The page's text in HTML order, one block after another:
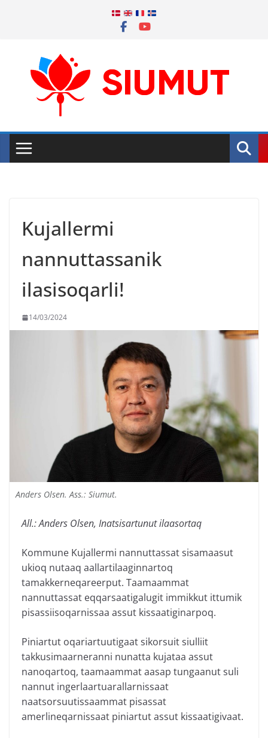
Kujallermi
nannuttassanik
ilasisoqarli!
14/03/2024
Anders Olsen. Ass.: Siumut.
All.: Anders Olsen, Inatsisartunut ilaasortaq
Kommune Kujallermi nannuttassat sisamaasut
ukioq nutaaq aallartilaaginnartoq
tamakkerneqareerput. Taamaammat
nannuttassat eqqarsaatigalugit immikkut ittumik
pisassiisoqarnissaa assut kissaatiginarpoq.
Piniartut oqariartuutigaat sikorsuit siulliit
takkusimaarneranni nunatta kujataa assut
nanoqartoq, taamaammat aasap tungaanut suli
nannut ingerlaartuarallarnissaat
naatsorsuutissaammat pisassat
amerlineqarnissaat piniartut assut kissaatigivaat.